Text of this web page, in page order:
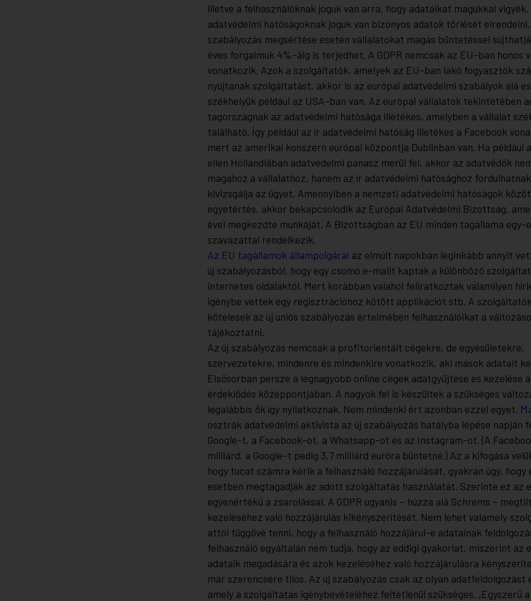
illetve a felhasználóknak joguk van arra, hogy adataikat magukkal vigyék.
adatvédelmi hatóságoknak joguk van bizonyos adatok törlését elrendelni.
szabályozás megsértése esetén vállalatokat magas büntetéssel
éves forgalmuk 4%-áig is terjedhet. A GDPR nemcsak az EU-ban honos
vonatkozik. Azok a szolgáltatók, amelyek az EU-ban lakó fogyasztók
nyújtanak szolgáltatást, akkor is az európai adatvédelmi szabályok alá
székhelyük például az USA-ban van. Az európai vállalatok tekintetében
tagországnak az adatvédelmi hatósága illetékes, amelyben a vállalat
található. Így például az ír adatvédelmi hatóság illetékes a Facebook
mert az amerikai konszern európai központja Dublinban van. Ha például
ellen Hollandiában adatvédelmi panasz merül fel, akkor az adatvédők
magához a vállalathoz, hanem az ír adatvédelmi hatósághoz
kivizsgálja az ügyet. Amennyiben a nemzeti adatvédelmi hatóságok
egyetértés, akkor bekapcsolódik az Európai Adatvédelmi Bizottság,
ével megkezdte munkáját. A Bizottságban az EU minden tagállama egy-
szavazattal rendelkezik.
Az EU tagállamok állampolgárai az elmúlt napokban leginkább annyit
új szabályozásból, hogy egy csomó e-mailt kaptak a különböző
internetes oldalaktól. Mert korábban valahol feliratkoztak valamilyen
igénybe vettek egy regisztrációhoz kötött applikációt stb. A
kötelesek az új uniós szabályozás értelmében felhasználóikat a
tájékoztatni.
Az új szabályozás nemcsak a profitorientált cégekre, de egyesületekre,
szervezetekre, mindenre és mindenkire vonatkozik, aki mások adatait
Elsősorban persze a legnagyobb online cégek adatgyűjtése és kezelése
érdeklődés középpontjában. A nagyok fel is készültek a szükséges
legalábbis ők így nyilatkoznak. Nem mindenki ért azonban ezzel egyet.
osztrák adatvédelmi aktivista az új szabályozás hatályba lépése napján
Google-t, a Facebook-ot, a Whatsapp-ot és az Instagram-ot. (A
milliárd, a Google-t pedig 3,7 milliárd euróra büntetné.) Az a kifogása
hogy tucat számra kérik a felhasználó hozzájárulását, gyakran úgy, hogy
esetben megtagadják az adott szolgáltatás használatát. Szerinte ez az
egyenértékű a zsarolással. A GDPR ugyanis – húzza alá Schrems –
kezeléséhez való hozzájárulás kikényszerítését. Nem lehet valamely
attól függővé tenni, hogy a felhasználó hozzájárul-e adatainak
felhasználó egyáltalán nem tudja, hogy az eddigi gyakorlat, miszerint az
adataik megadására és azok kezeléséhez való hozzájárulásra
már szerencsére tilos. Az új szabályozás csak az olyan adatfeldolgozást
amely a szolgáltatás igénybevételéhez feltétlenül szükséges. „Egyszerű